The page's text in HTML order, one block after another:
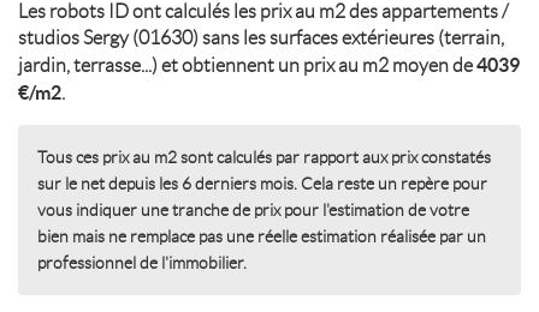
Les robots ID ont calculés les prix au m2 des appartements /
studios Sergy (01630) sans les surfaces extérieures (terrain,
jardin, terrasse...) et obtiennent un prix au m2 moyen de4039
€/m2.
Tous ces prix au m2 sont calculés par rapport aux prix constatés
sur le net depuis les 6 derniers mois. Cela reste un repère pour
vous indiquer une tranche de prix pour l'estimation de votre
bien mais ne remplace pas une réelle estimation réalisée par un
professionnel de l'immobilier.